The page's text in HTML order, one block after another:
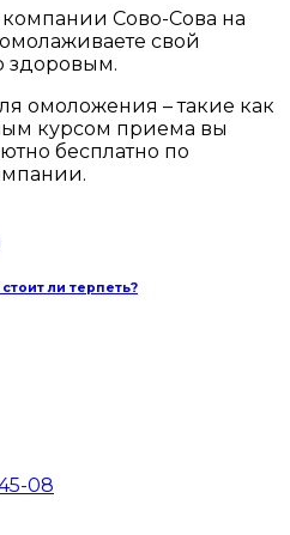
Сово-Сова на
свой
здоровым.
омоложения – такие как
курсом приема вы
бесплатно по
ли терпеть?